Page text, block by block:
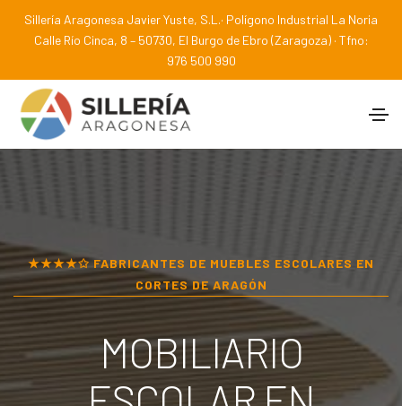
Sillería Aragonesa Javier Yuste, S.L.· Polígono Industrial La Noria
Calle Río Cinca, 8 – 50730, El Burgo de Ebro (Zaragoza) · Tfno:
976 500 990
★★★★✩ FABRICANTES DE MUEBLES ESCOLARES EN
CORTES DE ARAGÓN
MOBILIARIO